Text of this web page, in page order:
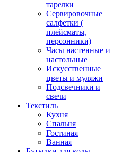
тарелки
Сервировочные
салфетки (
плейсматы,
персонники)
Часы настенные и
настольные
Искусственные
цветы и муляжи
Подсвечники и
свечи
Текстиль
Кухня
Спальня
Гостиная
Ванная